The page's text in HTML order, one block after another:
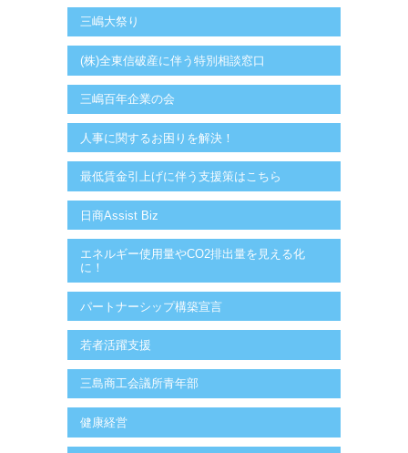
三嶋大祭り
(株)全東信破産に伴う特別相談窓口
三嶋百年企業の会
人事に関するお困りを解決！
最低賃金引上げに伴う支援策はこちら
日商Assist Biz
エネルギー使用量やCO2排出量を見える化
に！
パートナーシップ構築宣言
若者活躍支援
三島商工会議所青年部
健康経営